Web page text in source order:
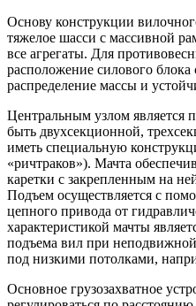
Основу конструкции
тяжелое шасси с массивной
все агрегаты. Для
расположение силового блока
распределение массы и
Центральным узлом является
быть двухсекционной,
иметь специальную
«ричтраков»). Мачта
каретки с закрепленным на
Подъем осуществляется с
цепного привода от
характеристикой мачты
подъема вил при неподвижной
под низкими потолками,
Основное грузозахватное